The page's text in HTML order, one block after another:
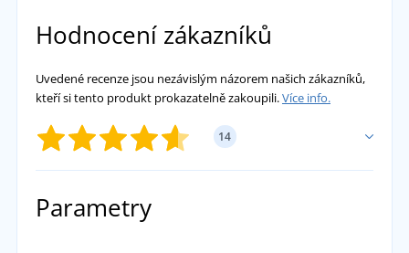
Hodnocení zákazníků
Uvedené recenze jsou nezávislým názorem našich zákazníků,
kteří si tento produkt prokazatelně zakoupili.Více info.
14
Parametry